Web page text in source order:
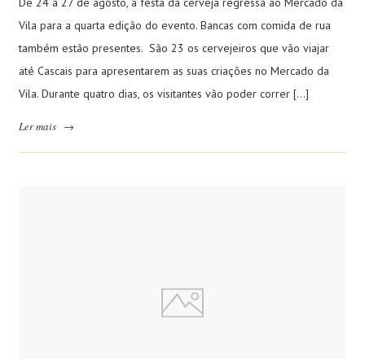
Vila para a quarta edição do evento. Bancas com comida de rua
também estão presentes. São 23 os cervejeiros que vão viajar
até Cascais para apresentarem as suas criações no Mercado da
Vila. Durante quatro dias, os visitantes vão poder correr […]
Ler mais →